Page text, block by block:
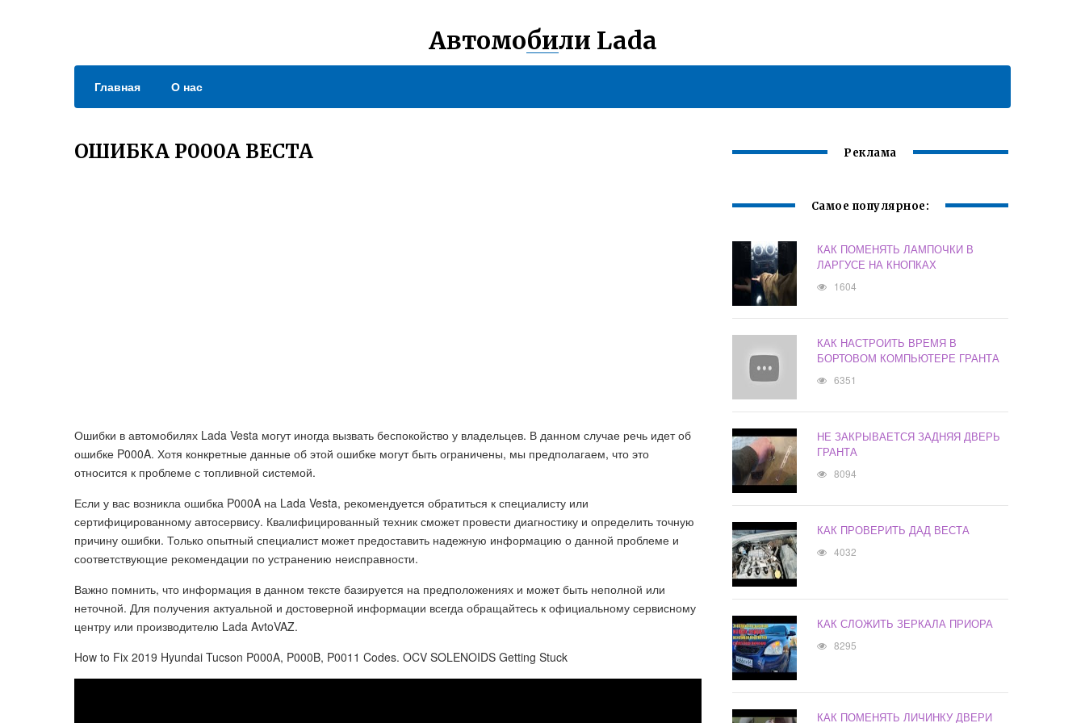
Автомобили Lada
Главная О нас
ОШИБКА P000A ВЕСТА
Ошибки в автомобилях Lada Vesta могут иногда вызвать беспокойство у владельцев. В данном случае речь идет об
ошибке P000A. Хотя конкретные данные об этой ошибке могут быть ограничены, мы предполагаем, что это
относится к проблеме с топливной системой.
Если у вас возникла ошибка P000A на Lada Vesta, рекомендуется обратиться к специалисту или
сертифицированному автосервису. Квалифицированный техник сможет провести диагностику и определить точную
причину ошибки. Только опытный специалист может предоставить надежную информацию о данной проблеме и
соответствующие рекомендации по устранению неисправности.
Важно помнить, что информация в данном тексте базируется на предположениях и может быть неполной или
неточной. Для получения актуальной и достоверной информации всегда обращайтесь к официальному сервисному
центру или производителю Lada AvtoVAZ.
How to Fix 2019 Hyundai Tucson P000A, P000B, P0011 Codes. OCV SOLENOIDS Getting Stuck
Реклама
Самое популярное:
КАК ПОМЕНЯТЬ ЛАМПОЧКИ В
ЛАРГУСЕ НА КНОПКАХ
1604
КАК НАСТРОИТЬ ВРЕМЯ В
БОРТОВОМ КОМПЬЮТЕРЕ ГРАНТА
6351
НЕ ЗАКРЫВАЕТСЯ ЗАДНЯЯ ДВЕРЬ
ГРАНТА
8094
КАК ПРОВЕРИТЬ ДАД ВЕСТА
4032
КАК СЛОЖИТЬ ЗЕРКАЛА ПРИОРА
8295
КАК ПОМЕНЯТЬ ЛИЧИНКУ ДВЕРИ